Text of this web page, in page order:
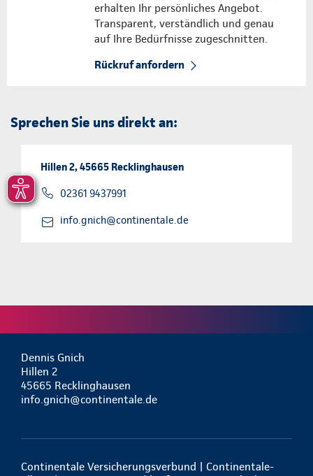
erhalten Ihr persönliches Angebot.
Transparent, verständlich und genau
auf Ihre Bedürfnisse zugeschnitten.
Rückruf anfordern
Sprechen Sie uns direkt an:
Hillen 2, 45665 Recklinghausen
02361 9437991
info.gnich@continentale.de
Dennis Gnich
Hillen 2
45665 Recklinghausen
info.gnich@continentale.de
Continentale Versicherungsverbund | Continentale-